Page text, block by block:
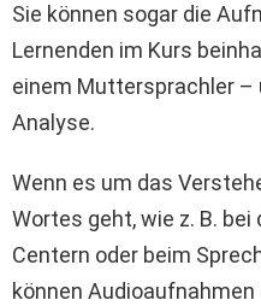
Sie können sogar die
Lernenden im Kurs
einem Muttersprachler –
Analyse.
Wenn es um das
Wortes geht, wie z. B. bei
Centern oder beim
können